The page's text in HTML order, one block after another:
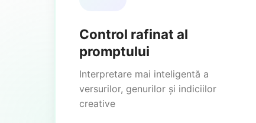
Control rafinat al
promptului
Interpretare mai inteligentă a
versurilor, genurilor și indiciilor
creative